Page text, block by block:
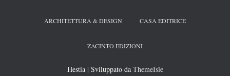
ARCHITETTURA & DESIGN CASA EDITRICE
ZACINTO EDIZIONI
Hestia | Sviluppato da ThemeIsle